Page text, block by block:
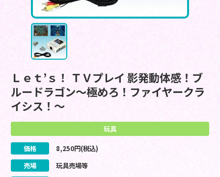
Ｌｅｔ’ｓ！ ＴＶプレイ 影発動体感！ブ
ルードラゴン～極めろ！ファイヤークラ
イシス！～
玩具
価格 8,250円(税込)
売場
玩具売場等